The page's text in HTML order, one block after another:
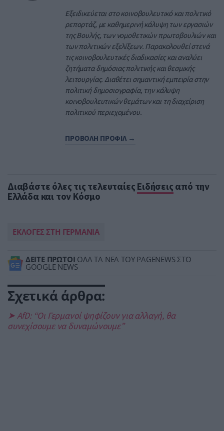
Εξειδικεύεται στο κοινοβουλευτικό και πολιτικό
ρεπορτάζ, με καθημερινή κάλυψη των εργασιών
της Βουλής, των νομοθετικών πρωτοβουλιών και
των πολιτικών εξελίξεων. Παρακολουθεί στενά
τις κοινοβουλευτικές διαδικασίες και αναλύει
ζητήματα δημόσιας πολιτικής και θεσμικής
λειτουργίας. Διαθέτει σημαντική εμπειρία στην
πολιτική δημοσιογραφία, την κάλυψη
κοινοβουλευτικών θεμάτων και τη διαχείριση
πολιτικού περιεχομένου.
ΠΡΟΒΟΛΗ ΠΡΟΦΙΛ →
Διαβάστε όλες τις τελευταίες Ειδήσεις από την
Ελλάδα και τον Κόσμο
ΕΚΛΟΓΕΣ ΣΤΗ ΓΕΡΜΑΝΙΑ
ΔΕΙΤΕ ΠΡΩΤΟΙ ΟΛΑ ΤΑ ΝΕΑ ΤΟΥ PAGENEWS ΣΤΟ
GOOGLE NEWS
Σχετικά άρθρα:
➤ AfD: “Οι Γερμανοί ψηφίζουν για αλλαγή, θα
συνεχίσουμε να δυναμώνουμε”